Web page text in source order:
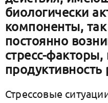
биологически
компоненты,
постоянно
стресс-
продуктивность
Стрессовые